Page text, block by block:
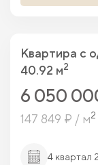
Квартира c
40.92 м2
6 050
147 849 ₽ / м2
4 квартал